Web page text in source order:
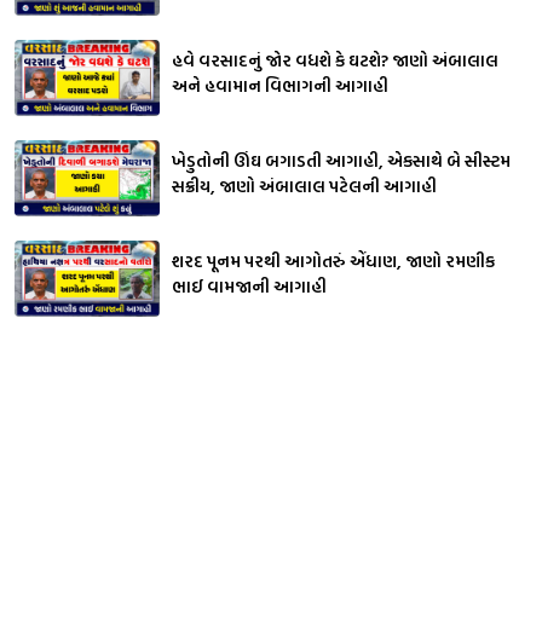
હવે વરસાદનું જોર વધશે કે ઘટશે? જાણો અંબાલાલ
અને હવામાન વિભાગની આગાહી
ખેડુતોની ઊંઘ બગાડતી આગાહી, એકસાથે બે સીસ્ટમ
સક્રીય, જાણો અંબાલાલ પટેલની આગાહી
શરદ પૂનમ પરથી આગોતરું એંધાણ, જાણો રમણીક
ભાઈ વામજાની આગાહી